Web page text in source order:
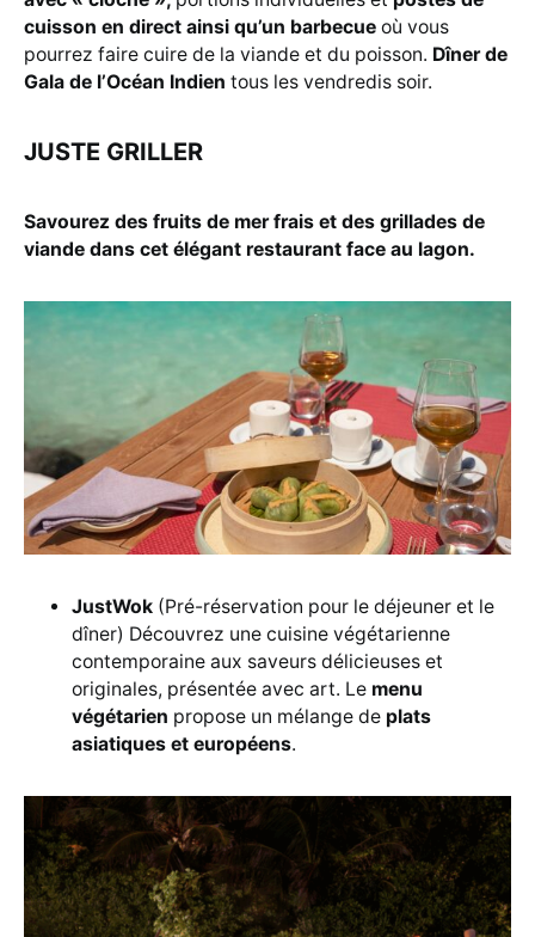
cuisson en direct ainsi qu’un barbecue où vous
pourrez faire cuire de la viande et du poisson. Dîner de
Gala de l’Océan Indien tous les vendredis soir.
JUSTE GRILLER
Savourez des fruits de mer frais et des grillades de
viande dans cet élégant restaurant face au lagon.
JustWok (Pré-réservation pour le déjeuner et le
dîner) Découvrez une cuisine végétarienne
contemporaine aux saveurs délicieuses et
originales, présentée avec art. Le menu
végétarien propose un mélange de plats
asiatiques et européens.